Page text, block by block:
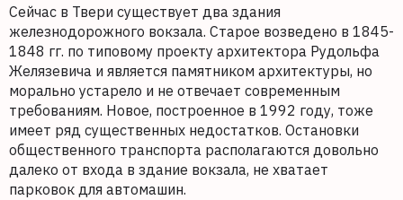
Сейчас в Твери существует два здания
железнодорожного вокзала. Старое возведено в 1845-
1848 гг. по типовому проекту архитектора Рудольфа
Желязевича и является памятником архитектуры, но
морально устарело и не отвечает современным
требованиям. Новое, построенное в 1992 году, тоже
имеет ряд существенных недостатков. Остановки
общественного транспорта располагаются довольно
далеко от входа в здание вокзала, не хватает
парковок для автомашин.